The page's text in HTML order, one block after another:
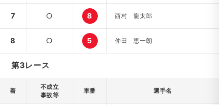
7 ○ 8 西村 龍太郎
8 ○ 5 仲田 恵一朗
第3レース
着
不成立
事故等
車番 選手名